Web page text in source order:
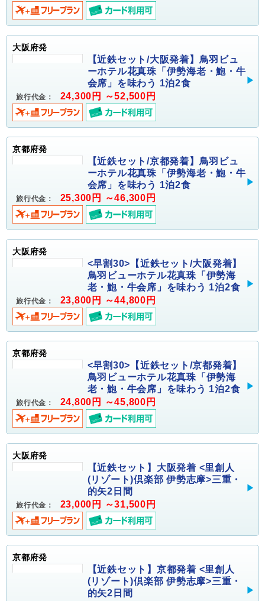
大阪府発
【近鉄セット/大阪発着】鳥羽ビュ
ーホテル花真珠「伊勢海老・鮑・牛
会席」を味わう 1泊2食
旅行代金： 24,300円 ～52,500円
京都府発
【近鉄セット/京都発着】鳥羽ビュ
ーホテル花真珠「伊勢海老・鮑・牛
会席」を味わう 1泊2食
旅行代金： 25,300円 ～46,300円
大阪府発
<早割30>【近鉄セット/大阪発着】
鳥羽ビューホテル花真珠「伊勢海
老・鮑・牛会席」を味わう 1泊2食
旅行代金： 23,800円 ～44,800円
京都府発
<早割30>【近鉄セット/京都発着】
鳥羽ビューホテル花真珠「伊勢海
老・鮑・牛会席」を味わう 1泊2食
旅行代金： 24,800円 ～45,800円
大阪府発
【近鉄セット】大阪発着 <里創人
(リゾート)倶楽部 伊勢志摩>三重・
的矢2日間
旅行代金： 23,000円 ～31,500円
京都府発
【近鉄セット】京都発着 <里創人
(リゾート)倶楽部 伊勢志摩>三重・
的矢2日間